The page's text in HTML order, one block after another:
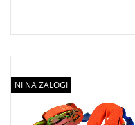
NI NA ZALOGI